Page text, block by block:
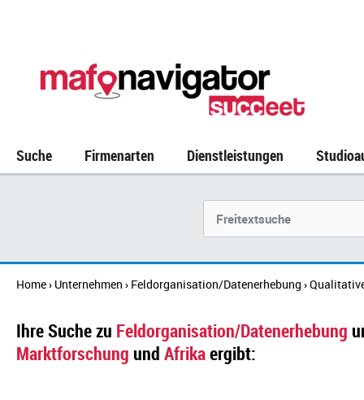
Suche Firmenarten Dienstleistungen
Home› Unternehmen › Feldorganisation/Datenerhebung ›
Ihre Suche zu Feldorganisation/Datenerhebung
Marktforschung und Afrikaergibt: